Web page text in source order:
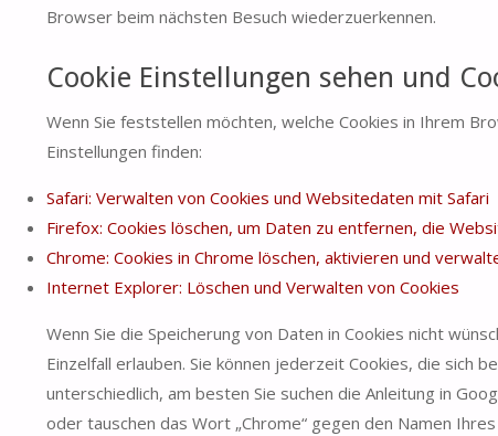
Browser beim nächsten Besuch wiederzuerkennen.
Cookie Einstellungen sehen und
Wenn Sie feststellen möchten, welche Cookies in Ihrem
Einstellungen finden:
Safari: Verwalten von Cookies und Websitedaten mit Safari
Firefox: Cookies löschen, um Daten zu entfernen, die
Chrome: Cookies in Chrome löschen, aktivieren und
Internet Explorer: Löschen und Verwalten von Cookies
Wenn Sie die Speicherung von Daten in Cookies nicht
Einzelfall erlauben. Sie können jederzeit Cookies, die sich
unterschiedlich, am besten Sie suchen die Anleitung in
oder tauschen das Wort „Chrome“ gegen den Namen